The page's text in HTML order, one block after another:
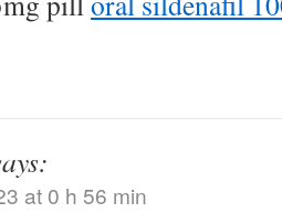
at 0 h 56 min